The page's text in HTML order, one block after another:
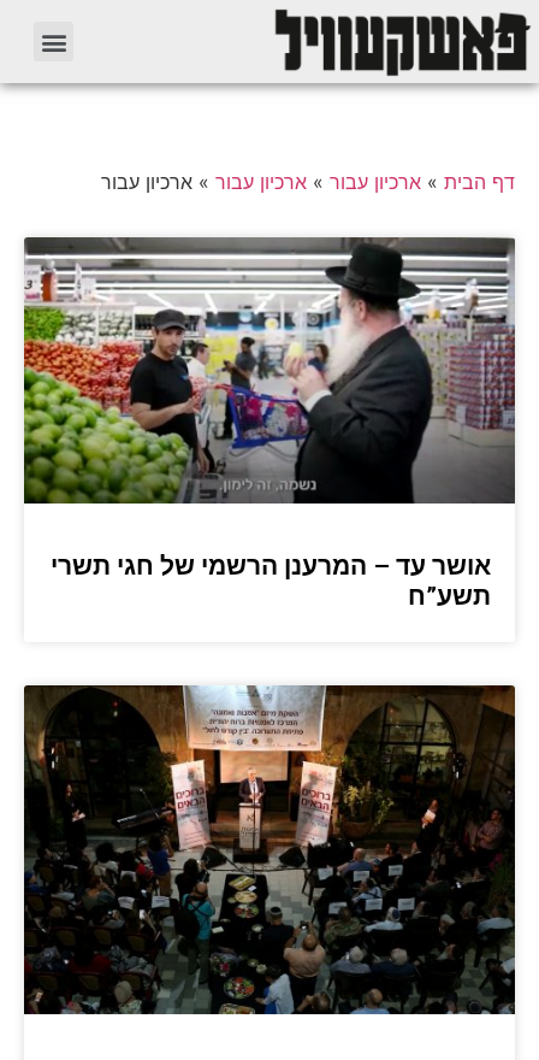
דף הבית » ארכיון עבור » ארכיון עבור » ארכיון עבור
אושר עד – המרענן הרשמי של חגי תשרי
תשע”ח